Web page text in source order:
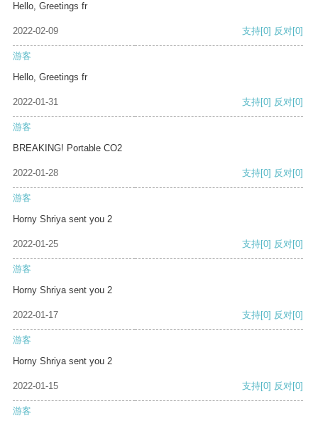
Hello, Greetings fr
2022-02-09 支持[0] 反对[0]
游客
Hello, Greetings fr
2022-01-31 支持[0] 反对[0]
游客
BREAKING! Portable CO2
2022-01-28 支持[0] 反对[0]
游客
Horny Shriya sent you 2
2022-01-25 支持[0] 反对[0]
游客
Horny Shriya sent you 2
2022-01-17 支持[0] 反对[0]
游客
Horny Shriya sent you 2
2022-01-15 支持[0] 反对[0]
游客